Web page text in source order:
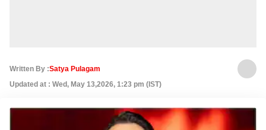
Written By :Satya Pulagam
Updated at : Wed, May 13,2026, 1:23 pm (IST)